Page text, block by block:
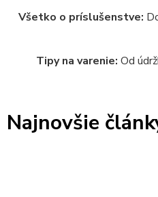
Všetko o príslušenstve:
Tipy na varenie: Od
Najnovšie